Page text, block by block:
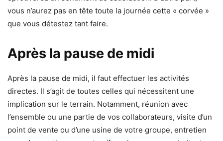
vous n’aurez pas en tête toute la journée cette « corvée »
que vous détestez tant faire.
Après la pause de midi
Après la pause de midi, il faut effectuer les activités
directes. Il s’agit de toutes celles qui nécessitent une
implication sur le terrain. Notamment, réunion avec
l’ensemble ou une partie de vos collaborateurs, visite d’un
point de vente ou d’une usine de votre groupe, entretien